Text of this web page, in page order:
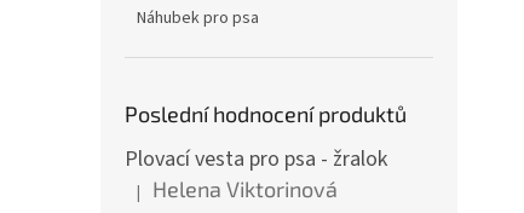
Náhubek pro psa
Poslední hodnocení produktů
Plovací vesta pro psa - žralok
Hodnocení produktu je 5 z 5 hvězdiček.
| Helena Viktorinová